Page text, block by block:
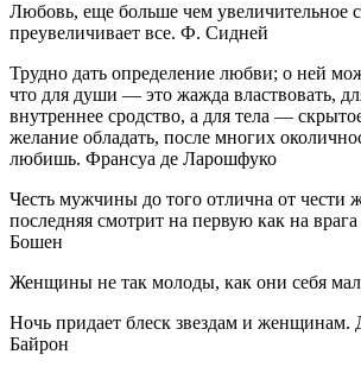
Любовь, еще больше чем увеличительное
преувеличивает все. Ф. Сидней
Трудно дать определение любви; о ней
что для души — это жажда властвовать,
внутреннее сродство, а для тела —
желание обладать, после многих
любишь. Франсуа де Ларошфуко
Честь мужчины до того отлична от чести
последняя смотрит на первую как на
Бошен
Женщины не так молоды, как они себя
Ночь придает блеск звездам и
Байрон